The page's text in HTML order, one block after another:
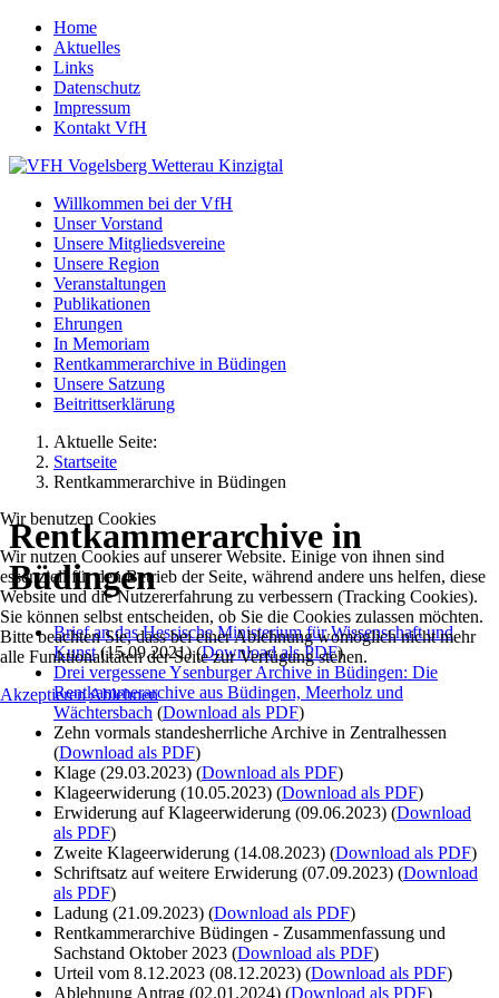
Home
Aktuelles
Links
Datenschutz
Impressum
Kontakt VfH
Willkommen bei der VfH
Unser Vorstand
Unsere Mitgliedsvereine
Unsere Region
Veranstaltungen
Publikationen
Ehrungen
In Memoriam
Rentkammerarchive in Büdingen
Unsere Satzung
Beitrittserklärung
Aktuelle Seite:
Startseite
Rentkammerarchive in Büdingen
Rentkammerarchive in
Büdingen
Brief an das Hessische Ministerium für Wissenschaft und
Kunst(15.09.2021) (Download als PDF)
Drei vergessene Ysenburger Archive in Büdingen: Die
Rentkammerarchive aus Büdingen, Meerholz und
Wächtersbach (Download als PDF)
Zehn vormals standesherrliche Archive in Zentralhessen
(Download als PDF)
Klage (29.03.2023) (Download als PDF)
Klageerwiderung (10.05.2023) (Download als PDF)
Erwiderung auf Klageerwiderung (09.06.2023) (Download
als PDF)
Zweite Klageerwiderung (14.08.2023) (Download als PDF)
Schriftsatz auf weitere Erwiderung (07.09.2023) (Download
als PDF)
Ladung (21.09.2023) (Download als PDF)
Rentkammerarchive Büdingen - Zusammenfassung und
Sachstand Oktober 2023 (Download als PDF)
Urteil vom 8.12.2023 (08.12.2023) (Download als PDF)
Ablehnung Antrag (02.01.2024) (Download als PDF)
Wir benutzen Cookies
Wir nutzen Cookies auf unserer Website. Einige von ihnen sind
essenziell für den Betrieb der Seite, während andere uns helfen, diese
Website und die Nutzererfahrung zu verbessern (Tracking Cookies).
Sie können selbst entscheiden, ob Sie die Cookies zulassen möchten.
Bitte beachten Sie, dass bei einer Ablehnung womöglich nicht mehr
alle Funktionalitäten der Seite zur Verfügung stehen.
AkzeptierenAblehnen